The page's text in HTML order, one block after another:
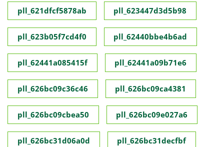
pll_621dfcf5878ab pll_623447d3d5b98
pll_623b05f7cd4f0 pll_62440bbe4b6ad
pll_62441a085415f pll_62441a09b71e6
pll_626bc09c36c46 pll_626bc09ca4381
pll_626bc09cbea50 pll_626bc09e027a6
pll_626bc31d06a0d pll_626bc31decfbf